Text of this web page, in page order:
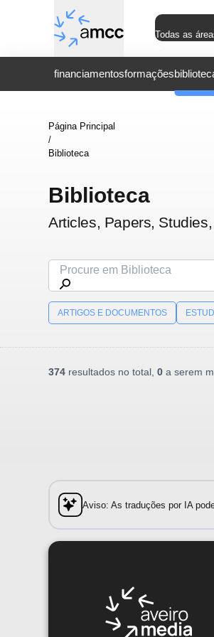
Todas as
financiamentosformações
Página Principal
/
Biblioteca
Biblioteca
Articles, Papers,
ARTIGOS E DOCUMENTOS
374 resultados no total, 0 a serem
Aviso: As traduções por IA